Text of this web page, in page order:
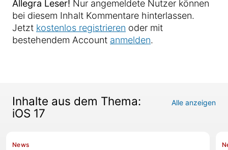
Allegra Leser! Nur angemeldete Nutzer können
bei diesem Inhalt Kommentare hinterlassen.
Jetzt kostenlos registrieren oder mit
bestehendem Account anmelden.
Inhalte aus dem Thema:
iOS 17
Alle anzeigen
News